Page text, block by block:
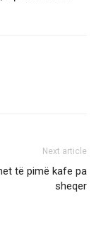
Next article
të pimë kafe pa
sheqer